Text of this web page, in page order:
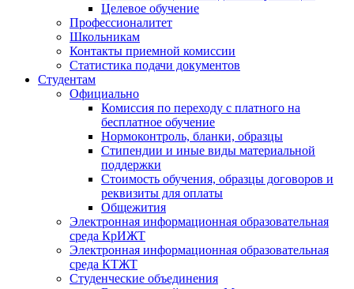
Целевое обучение
Профессионалитет
Школьникам
Контакты приемной комиссии
Статистика подачи документов
Студентам
Официально
Комиссия по переходу с платного на
бесплатное обучение
Нормоконтроль, бланки, образцы
Стипендии и иные виды материальной
поддержки
Стоимость обучения, образцы договоров и
реквизиты для оплаты
Общежития
Электронная информационная образовательная
среда КрИЖТ
Электронная информационная образовательная
среда КТЖТ
Студенческие объединения